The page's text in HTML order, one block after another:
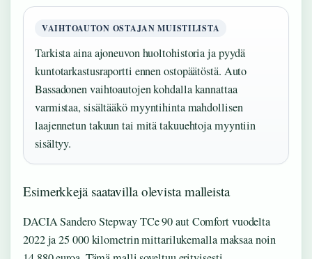
VAIHTOAUTON OSTAJAN MUISTILISTA
Tarkista aina ajoneuvon huoltohistoria ja pyydä
kuntotarkastusraportti ennen ostopäätöstä. Auto
Bassadonen vaihtoautojen kohdalla kannattaa
varmistaa, sisältääkö myyntihinta mahdollisen
laajennetun takuun tai mitä takuuehtoja myyntiin
sisältyy.
Esimerkkejä saatavilla olevista malleista
DACIA Sandero Stepway TCe 90 aut Comfort vuodelta
2022 ja 25 000 kilometrin mittarilukemalla maksaa noin